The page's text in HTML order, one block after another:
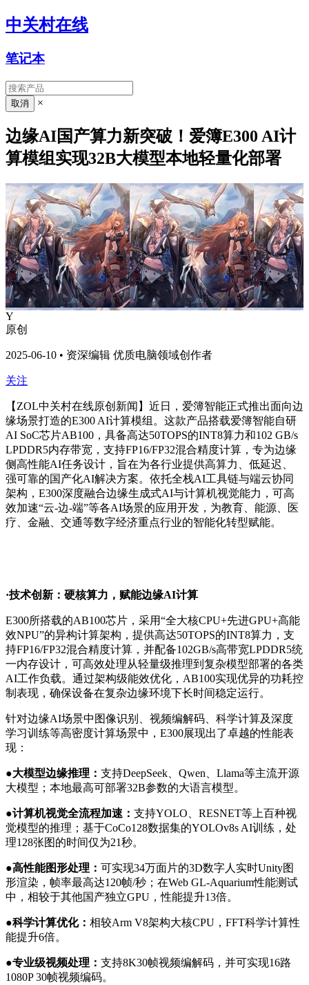
中关村在线
笔记本
×
边缘AI国产算力新突破！爱簿E300 AI计
算模组实现32B大模型本地轻量化部署
Y
原创
2025-06-10 • 资深编辑 优质电脑领域创作者
关注
【ZOL中关村在线原创新闻】近日，爱簿智能正式推出面向边
缘场景打造的E300 AI计算模组。这款产品搭载爱簿智能自研
AI SoC芯片AB100，具备高达50TOPS的INT8算力和102 GB/s
LPDDR5内存带宽，支持FP16/FP32混合精度计算，专为边缘
侧高性能AI任务设计，旨在为各行业提供高算力、低延迟、
强可靠的国产化AI解决方案。依托全栈AI工具链与端云协同
架构，E300深度融合边缘生成式AI与计算机视觉能力，可高
效加速“云-边-端”等各AI场景的应用开发，为教育、能源、医
疗、金融、交通等数字经济重点行业的智能化转型赋能。
·技术创新：硬核算力，赋能边缘AI计算
E300所搭载的AB100芯片，采用“全大核CPU+先进GPU+高能
效NPU”的异构计算架构，提供高达50TOPS的INT8算力，支
持FP16/FP32混合精度计算，并配备102GB/s高带宽LPDDR5统
一内存设计，可高效处理从轻量级推理到复杂模型部署的各类
AI工作负载。通过架构级能效优化，AB100实现优异的功耗控
制表现，确保设备在复杂边缘环境下长时间稳定运行。
针对边缘AI场景中图像识别、视频编解码、科学计算及深度
学习训练等高密度计算场景中，E300展现出了卓越的性能表
现：
●大模型边缘推理： 支持DeepSeek、Qwen、Llama等主流开源
大模型；本地最高可部署32B参数的大语言模型。
●计算机视觉全流程加速： 支持YOLO、RESNET等上百种视
觉模型的推理；基于CoCo128数据集的YOLOv8s AI训练，处
理128张图的时间仅为21秒。
●高性能图形处理： 可实现34万面片的3D数字人实时Unity图
形渲染，帧率最高达120帧/秒；在Web GL-Aquarium性能测试
中，相较于其他国产独立GPU，性能提升13倍。
●科学计算优化： 相较Arm V8架构大核CPU，FFT科学计算性
能提升6倍。
●专业级视频处理： 支持8K30帧视频编解码，并可实现16路
1080P 30帧视频编码。